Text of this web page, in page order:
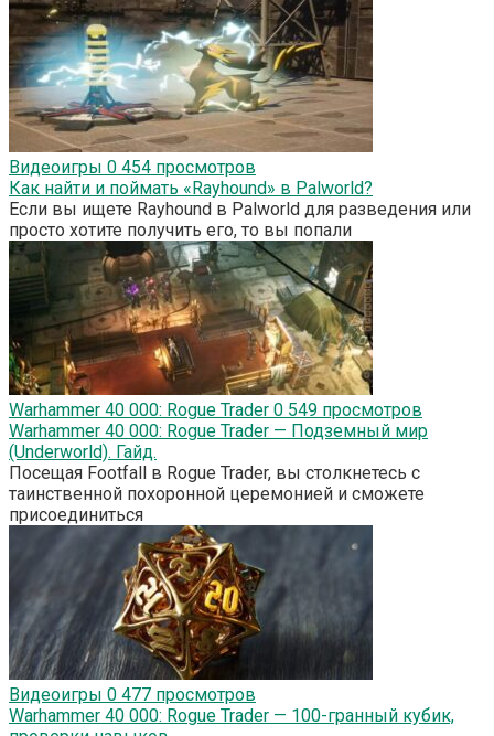
Видеоигры 0 454 просмотров
Как найти и поймать «Rayhound» в Palworld?
Если вы ищете Rayhound в Palworld для разведения или
просто хотите получить его, то вы попали
Warhammer 40 000: Rogue Trader 0 549 просмотров
Warhammer 40 000: Rogue Trader — Подземный мир
(Underworld). Гайд.
Посещая Footfall в Rogue Trader, вы столкнетесь с
таинственной похоронной церемонией и сможете
присоединиться
Видеоигры 0 477 просмотров
Warhammer 40 000: Rogue Trader — 100-гранный кубик,